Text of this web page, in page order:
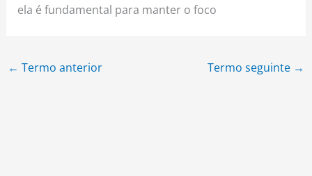
ela é fundamental para manter o foco
← Termo anterior Termo seguinte →